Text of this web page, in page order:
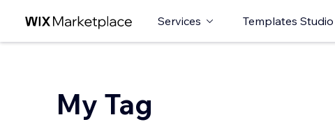
Services Templates Studio
My Tag